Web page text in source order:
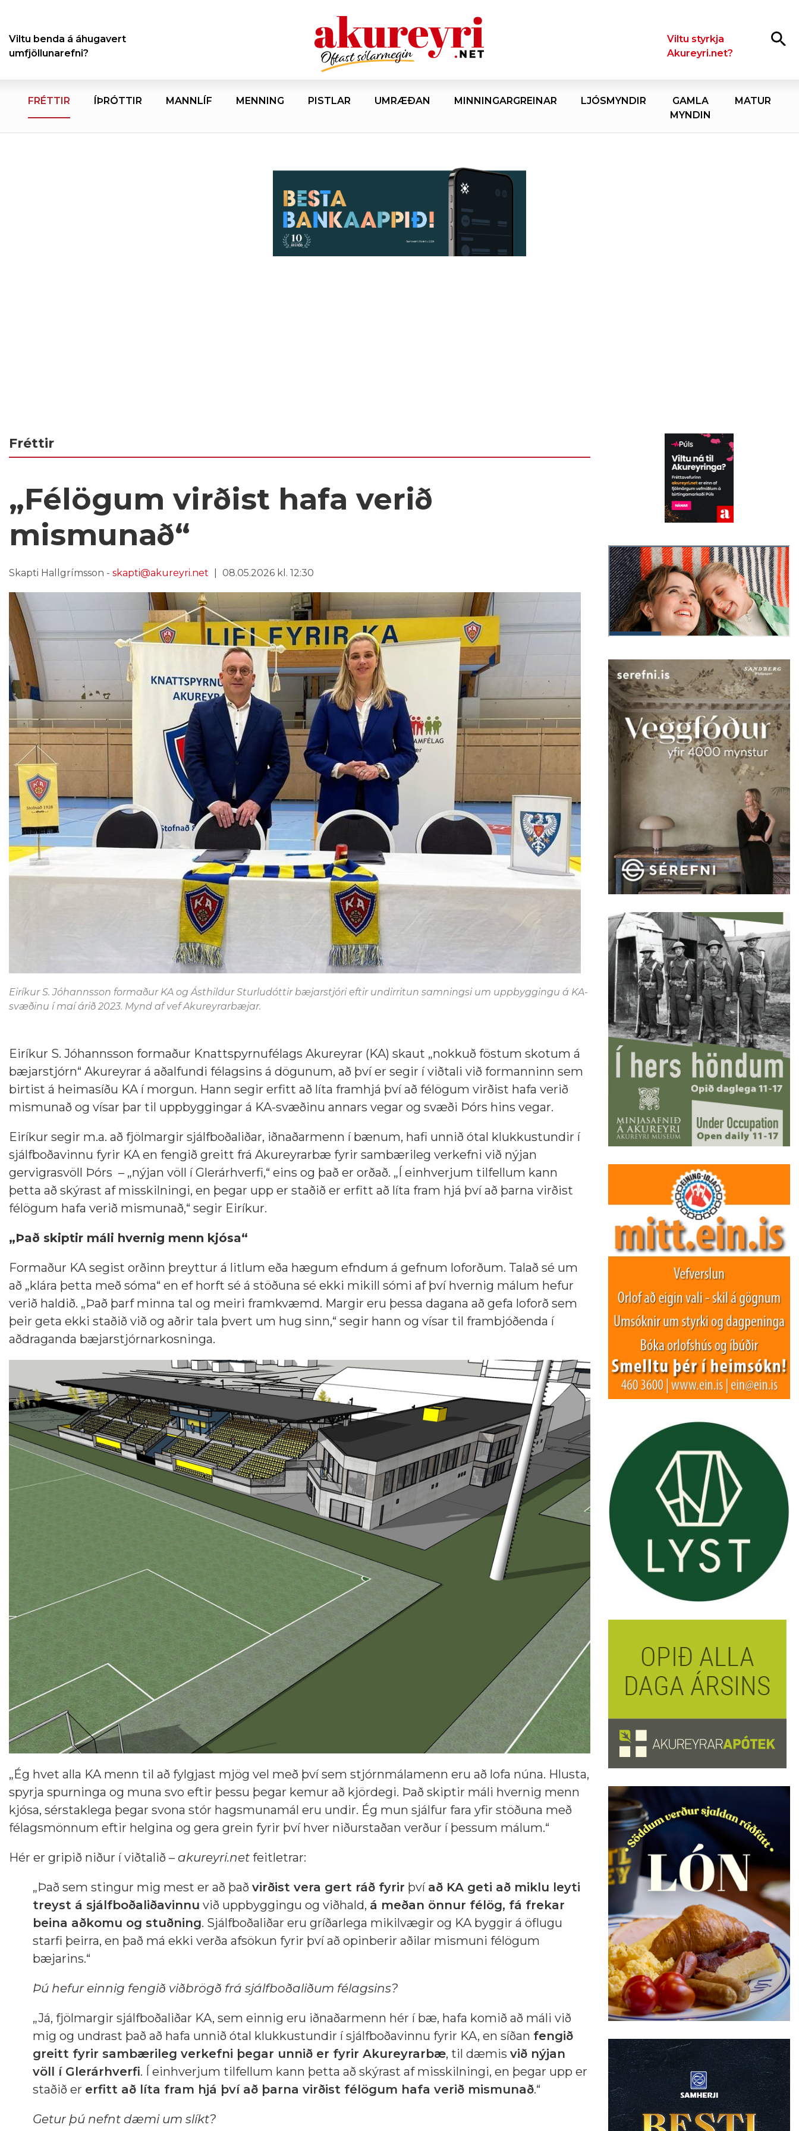
Leita
Viltu benda á áhugavert
umfjöllunarefni?
Viltu styrkja
Akureyri.net?
FRÉTTIR ÍÞRÓTTIR MANNLÍF MENNING PISTLAR UMRÆÐAN MINNINGARGREINAR LJÓSMYNDIR
GAMLA
MYNDIN
MATUR
Fréttir
„Félögum virðist hafa verið
mismunað“
Skapti Hallgrímsson - skapti@akureyri.net 08.05.2026 kl. 12:30
Eiríkur S. Jóhannsson formaður KA og Ásthildur Sturludóttir bæjarstjóri eftir undirritun samningsi um uppbyggingu á KA-
svæðinu í maí árið 2023. Mynd af vef Akureyrarbæjar.
Eiríkur S. Jóhannsson formaður Knattspyrnufélags Akureyrar (KA) skaut „nokkuð föstum skotum á
bæjarstjórn“ Akureyrar á aðalfundi félagsins á dögunum, að því er segir í viðtali við formanninn sem
birtist á heimasíðu KA í morgun. Hann segir erfitt að líta framhjá því að félögum virðist hafa verið
mismunað og vísar þar til uppbyggingar á KA-svæðinu annars vegar og svæði Þórs hins vegar.
Eiríkur segir m.a. að fjölmargir sjálfboðaliðar, iðnaðarmenn í bænum, hafi unnið ótal klukkustundir í
sjálfboðavinnu fyrir KA en fengið greitt frá Akureyrarbæ fyrir sambærileg verkefni við nýjan
gervigrasvöll Þórs – „nýjan völl í Glerárhverfi,“ eins og það er orðað. „Í einhverjum tilfellum kann
þetta að skýrast af misskilningi, en þegar upp er staðið er erfitt að líta fram hjá því að þarna virðist
félögum hafa verið mismunað,“ segir Eiríkur.
„Það skiptir máli hvernig menn kjósa“
Formaður KA segist orðinn þreyttur á litlum eða hægum efndum á gefnum loforðum. Talað sé um
að „klára þetta með sóma“ en ef horft sé á stöðuna sé ekki mikill sómi af því hvernig málum hefur
verið haldið. „Það þarf minna tal og meiri framkvæmd. Margir eru þessa dagana að gefa loforð sem
þeir geta ekki staðið við og aðrir tala þvert um hug sinn,“ segir hann og vísar til frambjóðenda í
aðdraganda bæjarstjórnarkosninga.
„Ég hvet alla KA menn til að fylgjast mjög vel með því sem stjórnmálamenn eru að lofa núna. Hlusta,
spyrja spurninga og muna svo eftir þessu þegar kemur að kjördegi. Það skiptir máli hvernig menn
kjósa, sérstaklega þegar svona stór hagsmunamál eru undir. Ég mun sjálfur fara yfir stöðuna með
félagsmönnum eftir helgina og gera grein fyrir því hver niðurstaðan verður í þessum málum.“
Hér er gripið niður í viðtalið – akureyri.net feitletrar:
„Það sem stingur mig mest er að það virðist vera gert ráð fyrir því að KA geti að miklu leyti
treyst á sjálfboðaliðavinnu við uppbyggingu og viðhald, á meðan önnur félög, fá frekar
beina aðkomu og stuðning. Sjálfboðaliðar eru gríðarlega mikilvægir og KA byggir á öflugu
starfi þeirra, en það má ekki verða afsökun fyrir því að opinberir aðilar mismuni félögum
bæjarins.“
Þú hefur einnig fengið viðbrögð frá sjálfboðaliðum félagsins?
„Já, fjölmargir sjálfboðaliðar KA, sem einnig eru iðnaðarmenn hér í bæ, hafa komið að máli við
mig og undrast það að hafa unnið ótal klukkustundir í sjálfboðavinnu fyrir KA, en síðan fengið
greitt fyrir sambærileg verkefni þegar unnið er fyrir Akureyrarbæ, til dæmis við nýjan
völl í Glerárhverfi. Í einhverjum tilfellum kann þetta að skýrast af misskilningi, en þegar upp er
staðið er erfitt að líta fram hjá því að þarna virðist félögum hafa verið mismunað.“
Getur þú nefnt dæmi um slíkt?